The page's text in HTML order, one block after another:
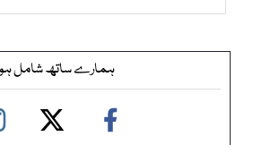
ہمارے ساتھ شامل